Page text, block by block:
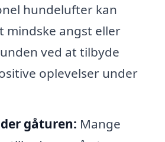
hundelufter kan
mindske angst eller
ved at tilbyde
oplevelser under
gåturen: Mange